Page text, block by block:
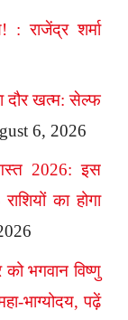
राजेंद्र शर्मा
दौर खत्म: सेल्फ
6, 2026
2026: इस
का होगा
भगवान विष्णु
भाग्योदय, पढ़ें